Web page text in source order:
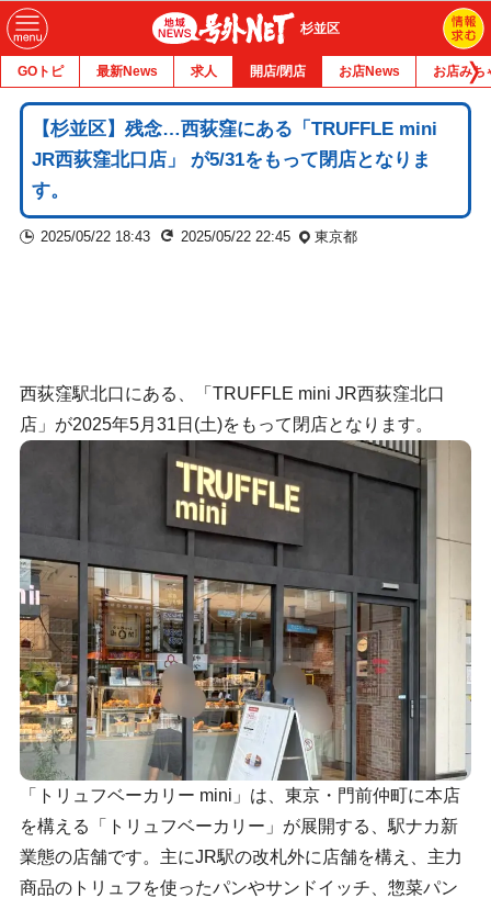
杉並区
GOトピ 最新News 求人 開店/閉店 お店News お店みち
【杉並区】残念…西荻窪にある「TRUFFLE mini
JR西荻窪北口店」 が5/31をもって閉店となりま
す。
2025/05/22 18:43 2025/05/22 22:45 東京都
西荻窪駅北口にある、「TRUFFLE mini JR西荻窪北口
店」が2025年5月31日(土)をもって閉店となります。
「トリュフベーカリー mini」は、東京・門前仲町に本店
を構える「トリュフベーカリー」が展開する、駅ナカ新
業態の店舗です。主にJR駅の改札外に店舗を構え、主力
商品のトリュフを使ったパンやサンドイッチ、惣菜パン